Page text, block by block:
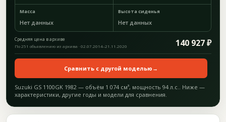
Масса
Нет данных
Высота сиденья
Нет данных
Средняя цена в архиве 140 927 ₽
По 251 объявлению из архива · 02.07.2014–21.11.2020
Сравнить с другой моделью →
Suzuki GS 1100GK 1982 — объём 1 074 см³, мощность 94 л.с.. Ниже —
характеристики, другие годы и модели для сравнения.